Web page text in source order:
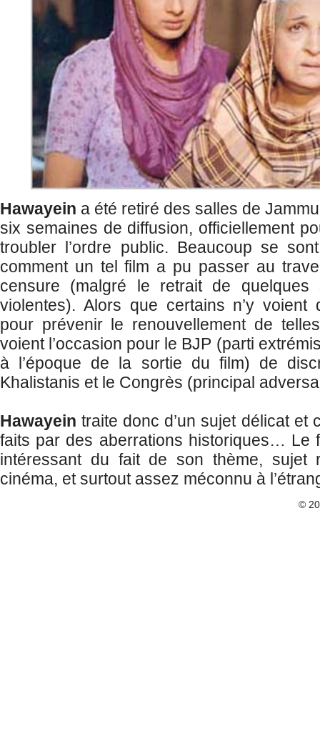
Hawayein a été retiré des salles de
six semaines de diffusion, officiellement
troubler l’ordre public. Beaucoup se
comment un tel film a pu passer au
censure (malgré le retrait de quelques
violentes). Alors que certains n’y voient
pour prévenir le renouvellement de
voient l’occasion pour le BJP (parti
à l’époque de la sortie du film) de
Khalistanis et le Congrès (principal
Hawayein traite donc d’un sujet délicat et
faits par des aberrations historiques… Le
intéressant du fait de son thème, sujet
cinéma, et surtout assez méconnu à
©